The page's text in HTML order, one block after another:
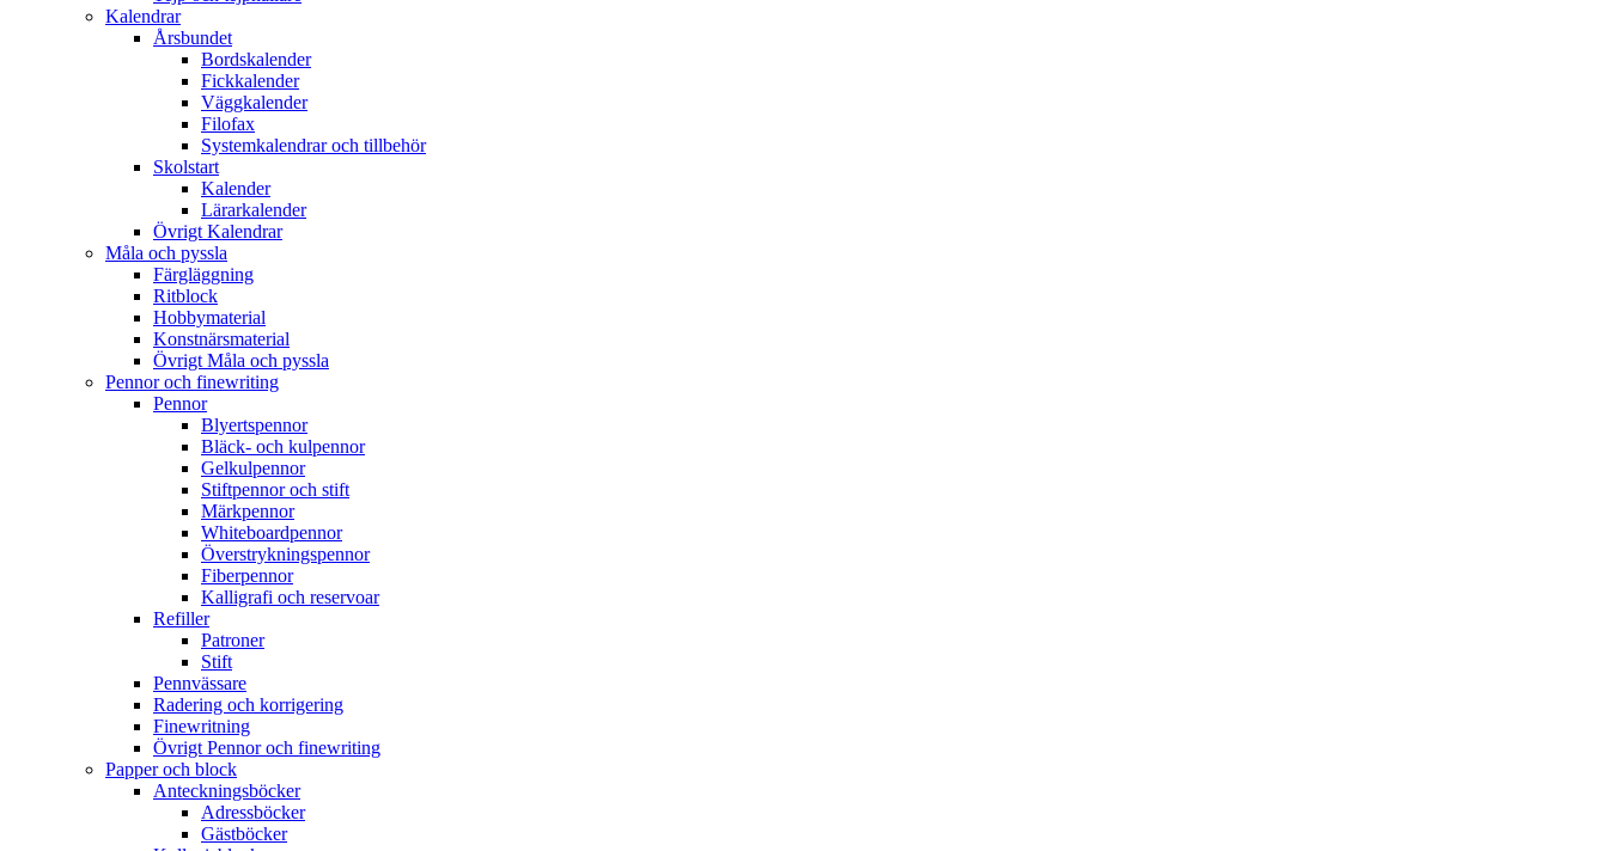
Kalendrar
Årsbundet
Bordskalender
Fickkalender
Väggkalender
Filofax
Systemkalendrar och tillbehör
Skolstart
Kalender
Lärarkalender
Övrigt Kalendrar
Måla och pyssla
Färgläggning
Ritblock
Hobbymaterial
Konstnärsmaterial
Övrigt Måla och pyssla
Pennor och finewriting
Pennor
Blyertspennor
Bläck- och kulpennor
Gelkulpennor
Stiftpennor och stift
Märkpennor
Whiteboardpennor
Överstrykningspennor
Fiberpennor
Kalligrafi och reservoar
Refiller
Patroner
Stift
Pennvässare
Radering och korrigering
Finewritning
Övrigt Pennor och finewriting
Papper och block
Anteckningsböcker
Adressböcker
Gästböcker